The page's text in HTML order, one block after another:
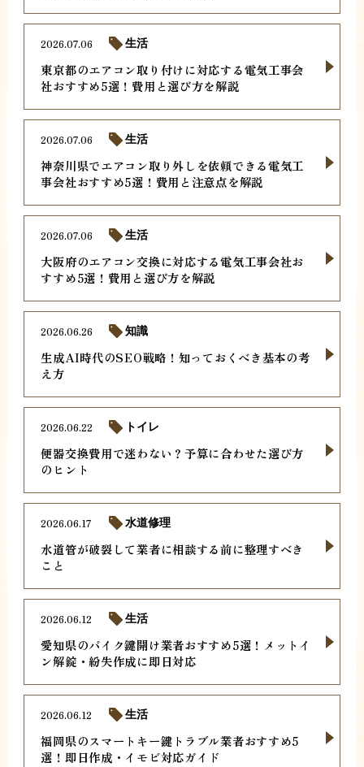
東京都のエアコン取り付けに対応する電気工事会
社おすすめ5選！費用と選び方を解説
2026.07.06 生活
神奈川県でエアコン取り外しを依頼できる電気工
事会社おすすめ5選！費用と注意点を解説
2026.07.06 生活
大阪府のエアコン交換に対応する電気工事会社お
すすめ5選！費用と選び方を解説
2026.07.06 生活
生成AI時代のSEO戦略！知っておくべき基本の考
え方
2026.06.26 知識
便器交換費用で迷わない？予算に合わせた選び方
のヒント
2026.06.22 トイレ
水道管が破裂して業者に相談する前に整理すべき
こと
2026.06.17 水道修理
愛知県のバイク鍵開け業者おすすめ5選！メットイ
ン解錠・紛失作成に即日対応
2026.06.12 生活
福岡県のスマートキー鍵トラブル業者おすすめ5
選！即日作成・イモビ対応ガイド
2026.06.12 生活